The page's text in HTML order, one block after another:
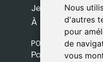
Nous
d'autres
pour
de
vous
Nous
d'autres
pour
de
vous
Jeux
À propos de
POLITIQUES
Politique de